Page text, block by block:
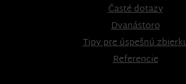
Časté dotazy
Dvanástoro
Tipy pre úspešnú
Referencie